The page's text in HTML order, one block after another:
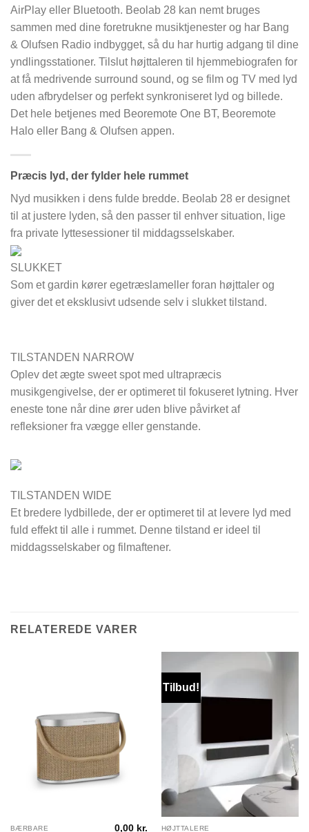
AirPlay eller Bluetooth. Beolab 28 kan nemt bruges
sammen med dine foretrukne musiktjenester og har Bang
& Olufsen Radio indbygget, så du har hurtig adgang til dine
yndlingsstationer. Tilslut højttaleren til hjemmebiografen for
at få medrivende surround sound, og se film og TV med lyd
uden afbrydelser og perfekt synkroniseret lyd og billede.
Det hele betjenes med Beoremote One BT, Beoremote
Halo eller Bang & Olufsen appen.
Præcis lyd, der fylder hele rummet
Nyd musikken i dens fulde bredde. Beolab 28 er designet
til at justere lyden, så den passer til enhver situation, lige
fra private lyttesessioner til middagsselskaber.
SLUKKET
Som et gardin kører egetræslameller foran højttaler og
giver det et eksklusivt udsende selv i slukket tilstand.
TILSTANDEN NARROW
Oplev det ægte sweet spot med ultrapræcis
musikgengivelse, der er optimeret til fokuseret lytning. Hver
eneste tone når dine ører uden blive påvirket af
refleksioner fra vægge eller genstande.
TILSTANDEN WIDE
Et bredere lydbillede, der er optimeret til at levere lyd med
fuld effekt til alle i rummet. Denne tilstand er ideel til
middagsselskaber og filmaftener.
RELATEREDE VARER
BÆRBARE 0,00 kr.
Tilbud!
HØJTTALERE